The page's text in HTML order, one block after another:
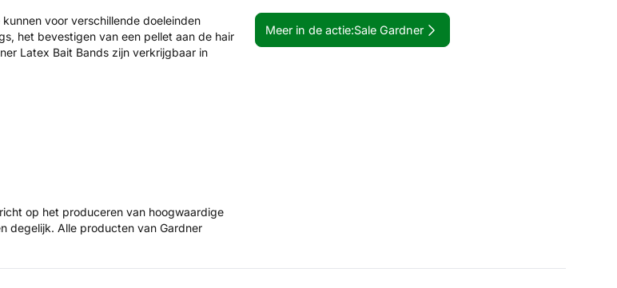
Meer in de actie:Sale Gardner
voor verschillende doeleinden
het bevestigen van een pellet aan de hair
Latex Bait Bands zijn verkrijgbaar in
op het produceren van hoogwaardige
degelijk. Alle producten van Gardner